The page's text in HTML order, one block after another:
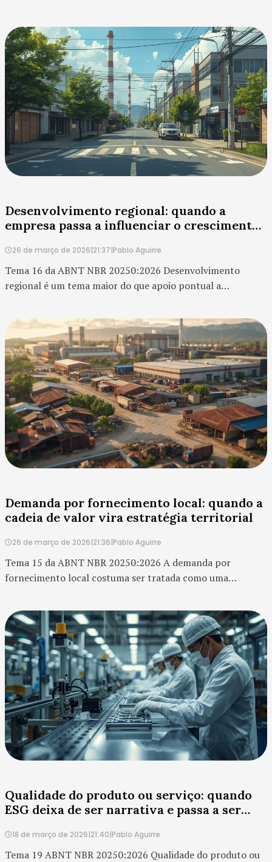
ao empreendedorismo ou fortalecimento de fornecedores.
Mas, no contexto do ESG, ela é muito mais do que isso.
Trata-se de uma decisão estratégica que afeta
competitividade, resiliência, geração de renda...
Desenvolvimento regional: quando a
empresa passa a influenciar o crescimento
26 de março de 2026 21:37 Pablo Aguirre
Tema 16 da ABNT NBR 20250:2026 Desenvolvimento
regional é um tema maior do que apoio pontual a
capacidade de uma empresa contribuir para a estrutura
econômica, social e institucional de uma região inteira. No
contexto do ESG, isso significa entender que a
sustentabilidade não acontece apenas dentro...
Demanda por fornecimento local: quando a
cadeia de valor vira estratégia territorial
26 de março de 2026|21:36|Pablo Aguirre
Tema 15 da ABNT NBR 20250:2026 A demanda por
fornecimento local costuma ser tratada como uma
fortalecer a economia do entorno ou dar mais agilidade à
operação. Mas essa leitura ainda é estreita. No contexto do
ESG, especialmente sob a ótica da ABNT PR 2030, comprar
localmente não é apenas uma escolha logí...
Qualidade do produto ou serviço: quando
ESG deixa de ser narrativa e passa a ser
18 de março de 2026|21:40|Pablo Aguirre
Tema 19 ABNT NBR 20250:2026 Qualidade do produto ou